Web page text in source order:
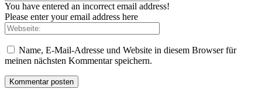
You have entered an incorrect email address!
Please enter your email address here
Name, E-Mail-Adresse und Website in diesem Browser für
meinen nächsten Kommentar speichern.